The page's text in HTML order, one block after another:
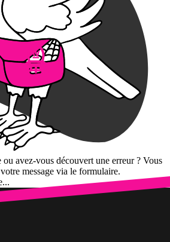
avez-vous découvert une erreur ? Vous
message via le formulaire.